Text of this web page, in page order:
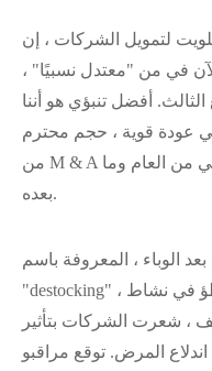
لتمويل الشركات ، إن
في من "معتدل نسبيًا" ،
أفضل تنبؤي هو أننا
عودة قوية ، حجم محترم
من M & A أتوقع أن يستمر هذا حتى النصف الثاني من العام وما
بعده.
الوباء ، المعروفة باسم
"destocking" ، دورا كبيرا في التباطؤ في نشاط M & a خلال
، شعرت الشركات بتأثير
المرض. توقع مراقبو